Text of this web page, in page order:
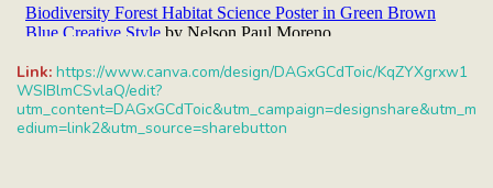
Link: https://www.canva.com/design/DAGxGCdToic/KqZYXgrxw1
WSIBlmCSvlaQ/edit?
utm_content=DAGxGCdToic&utm_campaign=designshare&utm_m
edium=link2&utm_source=sharebutton